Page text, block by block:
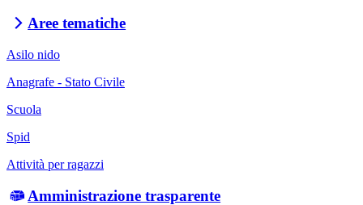
Aree tematiche
Asilo nido
Anagrafe - Stato Civile
Scuola
Spid
Attività per ragazzi
Amministrazione trasparente